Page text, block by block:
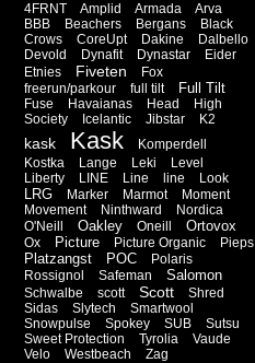
4FRNT Amplid Armada
Arva
BBB
Beachers Bergans
Black
Crows
CoreUpt Dakine
Dalbello
Devold
Dynafit Dynastar
Eider
Etnies
Fiveten
Fox
freerun/parkour
full tilt Full Tilt
Fuse Havaianas Head
High
Society
Icelantic Jibstar K2
kask Kask
Komperdell
Kostka
Lange Leki
Level
Liberty
LINE Line line Look
LRG Marker Marmot
Moment
Movement
Ninthward
Nordica
O'Neill
Oakley Oneill Ortovox
Ox Picture Picture Organic Pieps
Platzangst POC
Polaris
Rossignol
Safeman Salomon
Schwalbe scott Scott
Shred
Sidas
Slytech
Smartwool
Snowpulse
Spokey SUB
Sutsu
Sweet Protection
Tyrolia
Vaude
Velo
Westbeach Zag